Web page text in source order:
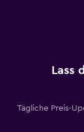
Lass
Tägliche Preis-